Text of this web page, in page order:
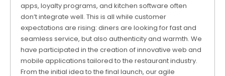
apps, loyalty programs, and kitchen software often
don’t integrate well. This is all while customer
expectations are rising: diners are looking for fast and
seamless service, but also authenticity and warmth. We
have participated in the creation of innovative web and
mobile applications tailored to the restaurant industry.
From the initial idea to the final launch, our agile